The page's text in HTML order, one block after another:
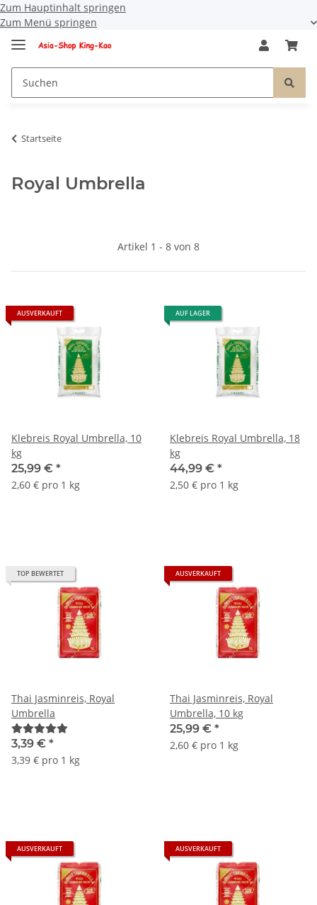
Zum Hauptinhalt springen
Zum Menü springen
Startseite
Royal Umbrella
Artikel 1 - 8 von 8
AUSVERKAUFT
Klebreis Royal Umbrella, 10
kg
25,99 € *
2,60 € pro 1 kg
AUF LAGER
Klebreis Royal Umbrella, 18
kg
44,99 € *
2,50 € pro 1 kg
TOP BEWERTET
Thai Jasminreis, Royal
Umbrella
3,39 € *
3,39 € pro 1 kg
AUSVERKAUFT
Thai Jasminreis, Royal
Umbrella, 10 kg
25,99 € *
2,60 € pro 1 kg
AUSVERKAUFT AUSVERKAUFT